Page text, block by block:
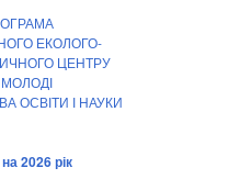
ЕКОЛОГО-
ЦЕНТРУ
МОЛОДІ
ОСВІТИ І НАУКИ
2026 рік